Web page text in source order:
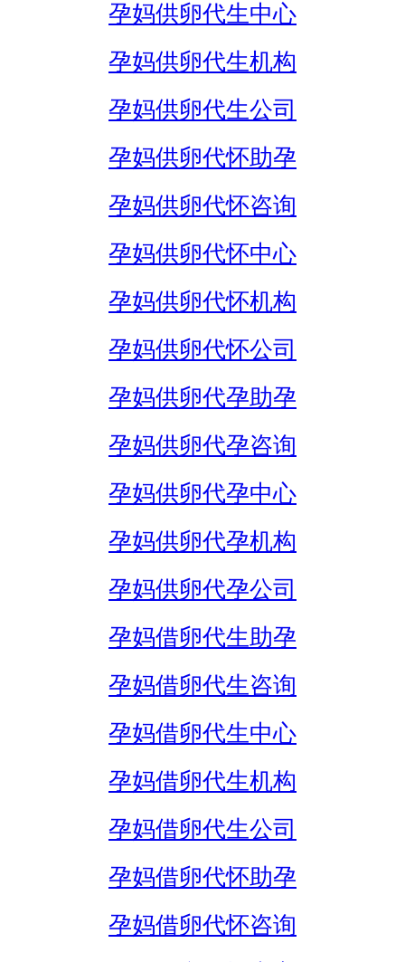
孕妈供卵代生中心
孕妈供卵代生机构
孕妈供卵代生公司
孕妈供卵代怀助孕
孕妈供卵代怀咨询
孕妈供卵代怀中心
孕妈供卵代怀机构
孕妈供卵代怀公司
孕妈供卵代孕助孕
孕妈供卵代孕咨询
孕妈供卵代孕中心
孕妈供卵代孕机构
孕妈供卵代孕公司
孕妈借卵代生助孕
孕妈借卵代生咨询
孕妈借卵代生中心
孕妈借卵代生机构
孕妈借卵代生公司
孕妈借卵代怀助孕
孕妈借卵代怀咨询